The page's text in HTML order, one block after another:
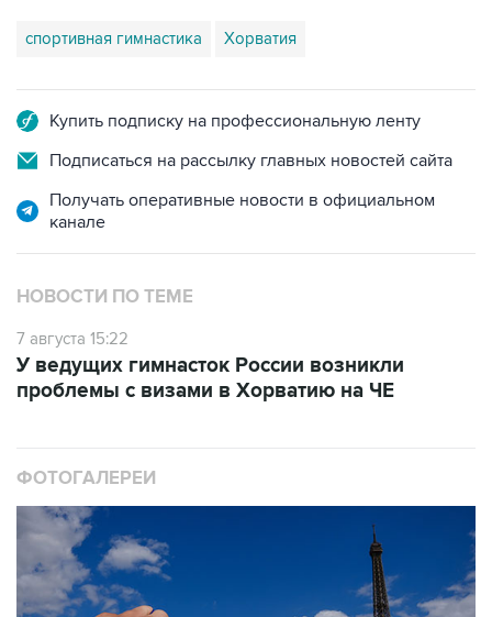
спортивная гимнастика Хорватия
Купить подписку на профессиональную ленту
Подписаться на рассылку главных новостей сайта
Получать оперативные новости в официальном
канале
НОВОСТИ ПО ТЕМЕ
7 августа 15:22
У ведущих гимнасток России возникли
проблемы с визами в Хорватию на ЧЕ
ФОТОГАЛЕРЕИ